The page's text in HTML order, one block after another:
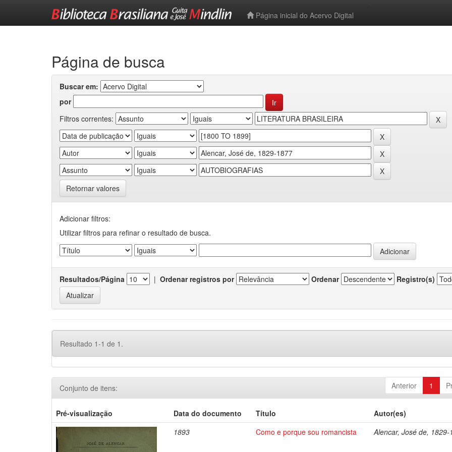
Página inicial do Acervo Digital
Página de busca
Buscar em:
por
Filtros correntes:
Retornar valores
Adicionar filtros:
Utilizar filtros para refinar o resultado de busca.
Resultados/Página | Ordenar registros por Ordenar Registro(s)
Resultado 1-1 de 1.
Anterior 1
Conjunto de itens:
Pré-visualização Data do documento Título
Autor(es)
1893
Como e porque sou romancista Alencar, José de, 1829-